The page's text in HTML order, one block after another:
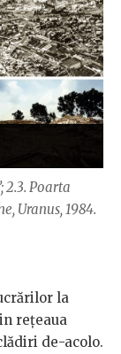
2.3. Poarta
Uranus, 1984.
la
reţeaua
de-acolo.